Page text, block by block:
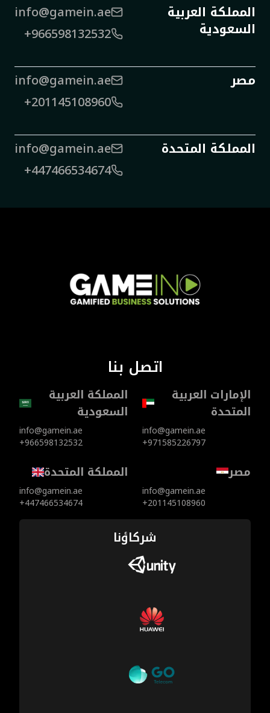
المملكة العربية
السعودية
info@gamein.ae
+966598132532
مصر
info@gamein.ae
+201145108960
المملكة المتحدة
info@gamein.ae
+447466534674
اتصل بنا
الإمارات العربية
المتحدة
info@gamein.ae
+971585226797
المملكة العربية
السعودية
info@gamein.ae
+966598132532
مصر
info@gamein.ae
+201145108960
المملكة المتحدة
info@gamein.ae
+447466534674
شركاؤنا